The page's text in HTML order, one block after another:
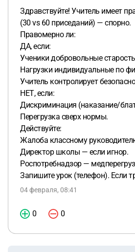
Здравствуйте! Учитель имеет
(30 vs 60 приседаний) — спорно.
Правомерно ли:
ДА, если:
Ученики добровольные
Нагрузки индивидуальные по
Учитель контролирует
НЕТ, если:
Дискриминация (наказание/
Перегрузка сверх нормы.
Действуйте:
Жалоба классному
Директор школы — если игнор.
Роспотребнадзор —
Запишите урок (телефон). Если
04 февраля, 08:41
0 0